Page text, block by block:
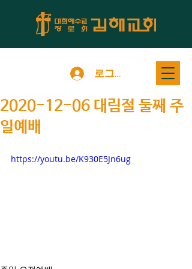
로그인
2020-12-06 대림절 둘째 주
일예배
https://youtu.be/K930E5Jn6ug